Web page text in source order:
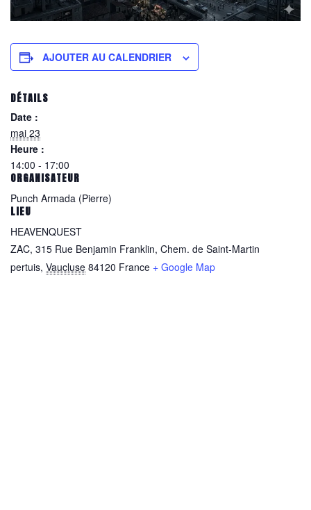
AJOUTER AU CALENDRIER
DÉTAILS
Date :
mai 23
Heure :
14:00 - 17:00
ORGANISATEUR
Punch Armada (Pierre)
LIEU
HEAVENQUEST
ZAC, 315 Rue Benjamin Franklin, Chem. de Saint-Martin
pertuis, Vaucluse 84120 France + Google Map